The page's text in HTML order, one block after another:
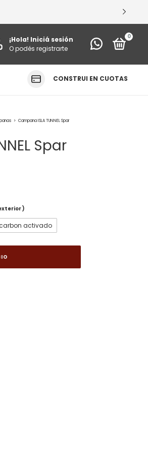
¡Hola! Iniciá sesión
O podés registrarte
0
CONSTRUI EN CUOTAS
> Campana ISLA TUNNEL Spar
Spar
)
activado